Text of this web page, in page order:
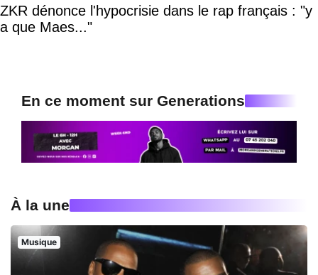
ZKR dénonce l'hypocrisie dans le rap français : "y
a que Maes..."
En ce moment sur Generations
À la une
Musique